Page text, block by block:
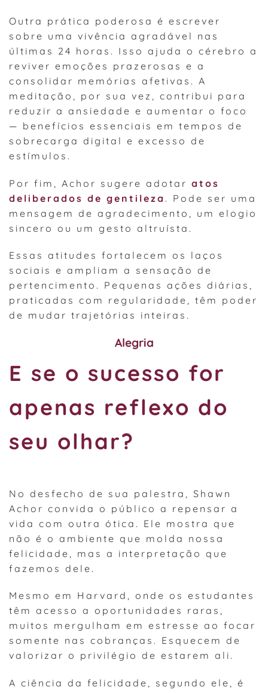
Outra prática poderosa é escrever
sobre uma vivência agradável nas
últimas 24 horas. Isso ajuda o cérebro a
reviver emoções prazerosas e a
consolidar memórias afetivas. A
meditação, por sua vez, contribui para
reduzir a ansiedade e aumentar o foco
— benefícios essenciais em tempos de
sobrecarga digital e excesso de
estímulos.
Por fim, Achor sugere adotar atos
deliberados de gentileza . Pode ser uma
mensagem de agradecimento, um elogio
sincero ou um gesto altruísta.
Essas atitudes fortalecem os laços
sociais e ampliam a sensação de
pertencimento. Pequenas ações diárias,
praticadas com regularidade, têm poder
de mudar trajetórias inteiras.
Alegria
E se o sucesso for
apenas reflexo do
seu olhar?
No desfecho de sua palestra, Shawn
Achor convida o público a repensar a
vida com outra ótica. Ele mostra que
não é o ambiente que molda nossa
felicidade, mas a interpretação que
fazemos dele.
Mesmo em Harvard, onde os estudantes
têm acesso a oportunidades raras,
muitos mergulham em estresse ao focar
somente nas cobranças. Esquecem de
valorizar o privilégio de estarem ali.
A ciência da felicidade, segundo ele, é